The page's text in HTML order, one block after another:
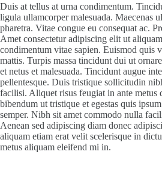
Duis at tellus at urna condimentum.
ligula ullamcorper malesuada. Maecenas
pharetra. Vitae congue eu consequat ac.
Amet consectetur adipiscing elit ut
condimentum vitae sapien. Euismod quis
mattis. Turpis massa tincidunt dui ut
et netus et malesuada. Tincidunt augue
pellentesque. Duis tristique sollicitudin
facilisi. Aliquet risus feugiat in ante metus
bibendum ut tristique et egestas quis
semper. Nibh sit amet commodo nulla
Aenean sed adipiscing diam donec
aliquam etiam erat velit scelerisque in
metus aliquam eleifend mi in.